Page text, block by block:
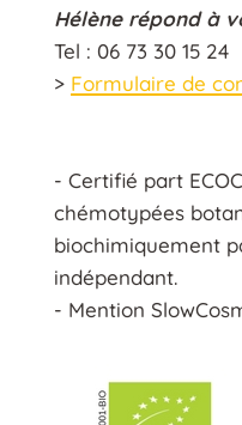
Hélène répond à
Tel : 06 73 30 15 24
> Formulaire de
- Certifié part
chémotypées
biochimiquement
indépendant.
- Mention